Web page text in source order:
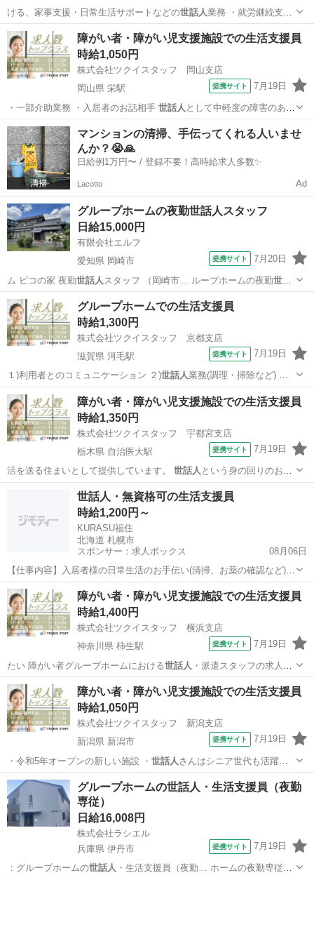
ける、家事支援・日常生活サポートなどの世話人業務 ・就労継続支援
B型事業所における…
栃木 下都賀郡 安塚駅 その他
障がい者・障がい児支援施設での生活支援員
時給1,050円
株式会社ツクイスタッフ 岡山支店
岡山県 栄駅
提携サイト 7月19日
・一部介助業務 ・入居者のお話相手 世話人 として中軽度の障害のある
利用者さんたち…
岡山 倉敷市 その他
マンションの清掃、手伝ってくれる人いませ
んか？😭🙏
日給例1万円〜 / 登録不要！高時給求人多数✨
Lacotto Ad
グループホームの夜勤世話人スタッフ
日給15,000円
有限会社エルフ
愛知県 岡崎市
提携サイト 7月20日
ム ピコの家 夜勤世話人 スタッフ （岡崎市… ループホームの夜勤世話
人
スタッフ [求人… ープホーム ピ夜勤世話人スタッフ、日給15… 「ピ
コの家」にて、
世話人さんとしてのお仕事…
愛知 岡崎市 その他
グループホームでの生活支援員
時給1,300円
株式会社ツクイスタッフ 京都支店
滋賀県 河毛駅
提携サイト 7月19日
１)利用者とのコミュニケーション ２)世話人業務(調理・掃除など) ３)
健康管理・…
滋賀 長浜市 河毛駅 その他
障がい者・障がい児支援施設での生活支援員
時給1,350円
株式会社ツクイスタッフ 宇都宮支店
栃木県 自治医大駅
提携サイト 7月19日
活を送る住まいとして提供しています。 世話人 という身の回りのお世
話をする職種の方を…
下都賀郡 自治医大駅 その他
世話人・無資格可の生活支援員
時給1,200円～
KURASU福住
北海道 札幌市
スポンサー：求人ボックス
08月06日
【仕事内容】入居者様の日常生活のお手伝い(清掃、お薬の確認など)
・声掛け、見守り ・簡単な調理 など 調理は温め、盛付け程度なので
お料理苦手な方もOK! ・雇用期間の定めあり:12か月(原則更新) ・従事
すべき業務の変更範囲なし...
アルバイト・パート
障がい者・障がい児支援施設での生活支援員
時給1,400円
株式会社ツクイスタッフ 横浜支店
神奈川県 柿生駅
提携サイト 7月19日
たい 障がい者グループホームにおける世話人 ・派遣スタッフの求人で
す。 【おすす…
神奈川 川崎市 柿生駅 その他
障がい者・障がい児支援施設での生活支援員
時給1,050円
株式会社ツクイスタッフ 新潟支店
新潟県 新潟市
提携サイト 7月19日
・令和5年オープンの新しい施設 ・ 世話人 さんはシニア世代も活躍し
ています。 ・…
新潟 新潟市 その他
グループホームの世話人・生活支援員（夜勤
専従）
日給16,008円
株式会社ラシエル
兵庫県 伊丹市
提携サイト 7月19日
：グループホームの世話人 ・生活支援員（夜勤… ホームの夜勤専従の